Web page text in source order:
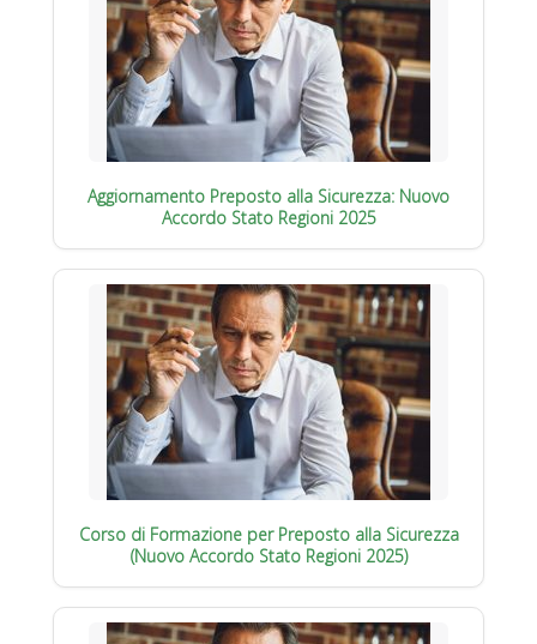
Aggiornamento Preposto alla Sicurezza: Nuovo
Accordo Stato Regioni 2025
Corso di Formazione per Preposto alla Sicurezza
(Nuovo Accordo Stato Regioni 2025)